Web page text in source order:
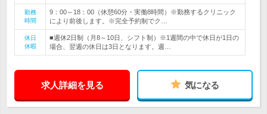
勤務
時間
9：00～18：00（休憩60分・実働8時間）※勤務するクリニック
により前後します。※完全予約制でク…
休日
休暇
■週休2日制（月8～10日、シフト制）※1週間の中で休日が1日の
場合、翌週の休日は3日となります。週…
求人詳細を見る 気になる